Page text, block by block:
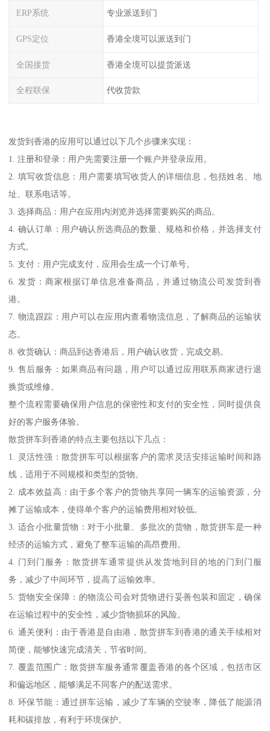
ERP系统 专业派送到门
GPS定位 香港全境可以派送到门
全国接货 香港全境可以提货派送
全程联保 代收货款
发货到香港的应用可以通过以下几个步骤来实现：
1. 注册和登录：用户先需要注册一个账户并登录应用。
2. 填写收货信息：用户需要填写收货人的详细信息，包括姓名、地
址、联系电话等。
3. 选择商品：用户在应用内浏览并选择需要购买的商品。
4. 确认订单：用户确认所选商品的数量、规格和价格，并选择支付
方式。
5. 支付：用户完成支付，应用会生成一个订单号。
6. 发货：商家根据订单信息准备商品，并通过物流公司发货到香
港。
7. 物流跟踪：用户可以在应用内查看物流信息，了解商品的运输状
态。
8. 收货确认：商品到达香港后，用户确认收货，完成交易。
9. 售后服务：如果商品有问题，用户可以通过应用联系商家进行退
换货或维修。
整个流程需要确保用户信息的保密性和支付的安全性，同时提供良
好的客户服务体验。
散货拼车到香港的特点主要包括以下几点：
1. 灵活性强：散货拼车可以根据客户的需求灵活安排运输时间和路
线，适用于不同规模和类型的货物。
2. 成本效益高：由于多个客户的货物共享同一辆车的运输资源，分
摊了运输成本，使得单个客户的运输费用相对较低。
3. 适合小批量货物：对于小批量、多批次的货物，散货拼车是一种
经济的运输方式，避免了整车运输的高昂费用。
4. 门到门服务：散货拼车通常提供从发货地到目的地的门到门服
务，减少了中间环节，提高了运输效率。
5. 货物安全保障：的物流公司会对货物进行妥善包装和固定，确保
在运输过程中的安全性，减少货物损坏的风险。
6. 通关便利：由于香港是自由港，散货拼车到香港的通关手续相对
简便，能够快速完成清关，节省时间。
7. 覆盖范围广：散货拼车服务通常覆盖香港的各个区域，包括市区
和偏远地区，能够满足不同客户的配送需求。
8. 环保节能：通过拼车运输，减少了车辆的空驶率，降低了能源消
耗和碳排放，有利于环境保护。